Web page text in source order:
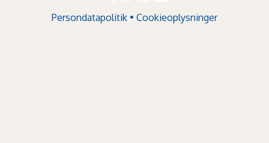
Persondatapolitik • Cookieoplysninger